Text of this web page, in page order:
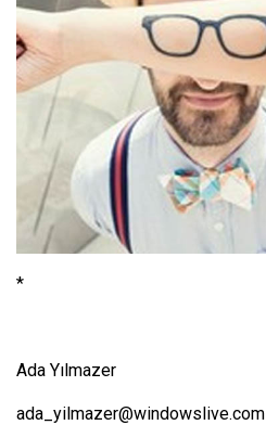
*
Ada Yılmazer
ada_yilmazer@windowslive.com